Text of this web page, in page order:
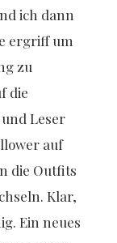
ich dann
ergriff um
zu
die
Leser
auf
die Outfits
Klar,
Ein neues